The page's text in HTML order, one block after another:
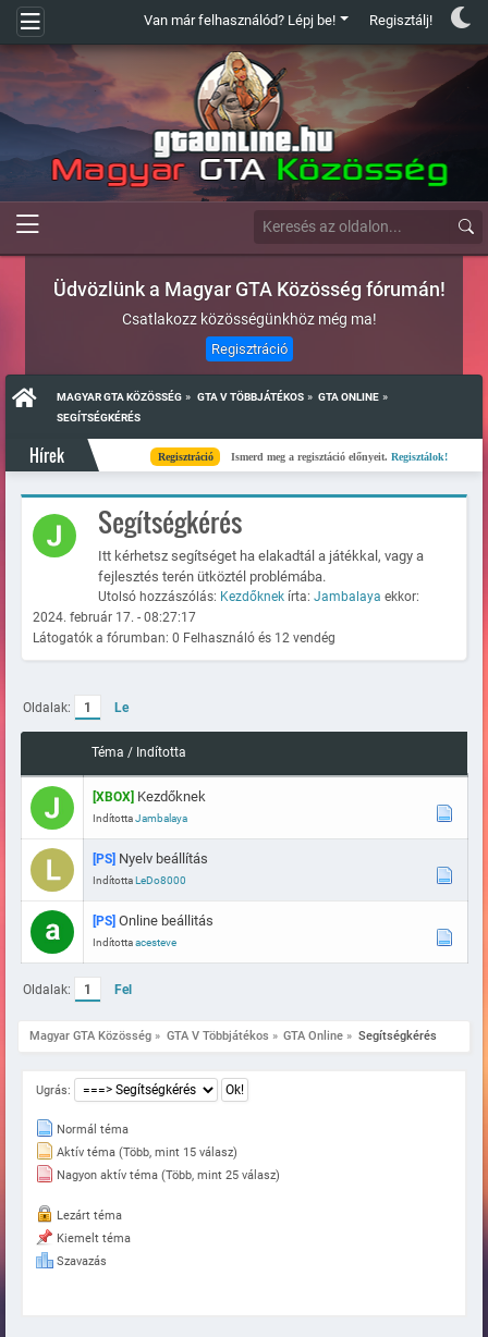
Van már felhasználód? Lépj be! Regisztálj!
Üdvözlünk a Magyar GTA Közösség fórumán!
Csatlakozz közösségünkhöz még ma!
Regisztráció
MAGYAR GTA KÖZÖSSÉG » GTA V TÖBBJÁTÉKOS » GTA ONLINE »
SEGÍTSÉGKÉRÉS
Hírek Regisztráció Ismerd meg a regisztáció előnyeit.Regisztálok!
Segítségkérés
Itt kérhetsz segítséget ha elakadtál a játékkal, vagy a
fejlesztés terén ütköztél problémába.
Utolsó hozzászólás: Kezdőknek írta: Jambalaya ekkor:
2024. február 17. - 08:27:17
Látogatók a fórumban: 0 Felhasználó és 12 vendég
Oldalak: 1 Le
Téma / Indította
[XBOX] Kezdőknek
IndítottaJambalaya
[PS] Nyelv beállítás
Indította LeDo8000
[PS] Online beállitás
Indítottaacesteve
Oldalak: 1 Fel
Magyar GTA Közösség » GTA V Többjátékos » GTA Online » Segítségkérés
Ugrás:
Normál téma
Aktív téma (Több, mint 15 válasz)
Nagyon aktív téma (Több, mint 25 válasz)
Lezárt téma
Kiemelt téma
Szavazás